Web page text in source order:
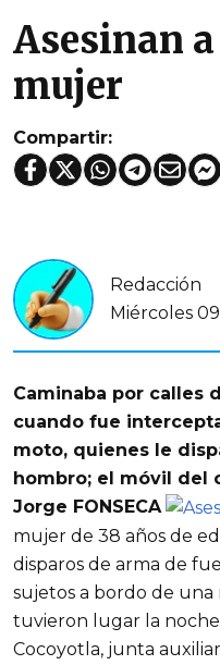
Asesinan
mujer
Compartir:
Redacción
Miércoles
Caminaba por calles
cuando fue
moto, quienes le
hombro; el móvil del
Jorge FONSECA
mujer de 38 años de
disparos de arma de
sujetos a bordo de una
tuvieron lugar la
Cocoyotla, junta